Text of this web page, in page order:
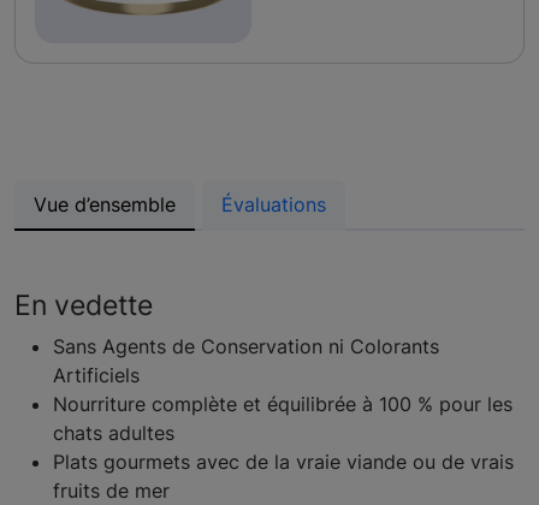
Vue d’ensemble Évaluations
En vedette
Sans Agents de Conservation ni Colorants
Artificiels
Nourriture complète et équilibrée à 100 % pour les
chats adultes
Plats gourmets avec de la vraie viande ou de vrais
fruits de mer